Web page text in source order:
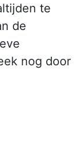
te
de
nog door